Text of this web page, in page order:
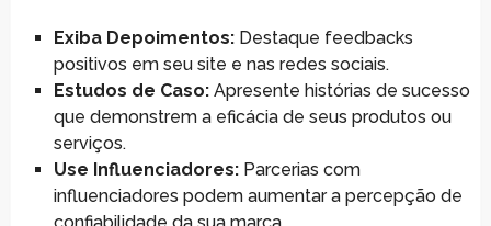
Exiba Depoimentos:Destaque feedbacks
positivos em seu site e nas redes sociais.
Estudos de Caso:Apresente histórias de sucesso
que demonstrem a eficácia de seus produtos ou
serviços.
Use Influenciadores:Parcerias com
influenciadores podem aumentar a percepção de